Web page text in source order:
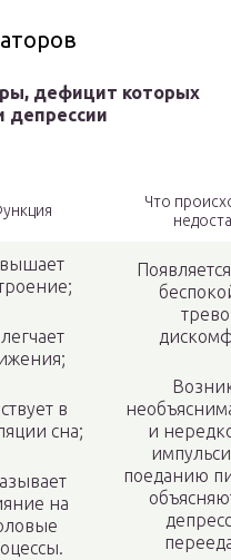
дефицит которых
депрессии
Что
в
сна;
на
и
поеданию